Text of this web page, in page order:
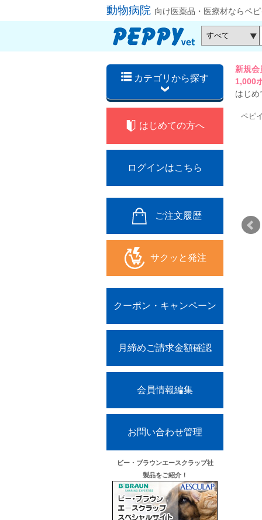
動物病院 向け医薬品・医療材ならペ
カテゴリから探す
新規
1,000
はじめ
はじめての方へ
ログインはこちら
ご注文履歴
サクッと発注
クーポン・キャンペーン
月締めご請求金額確認
会員情報編集
お問い合わせ管理
ビー・ブラウンエースクラップ社
製品をご紹介！
ペピ